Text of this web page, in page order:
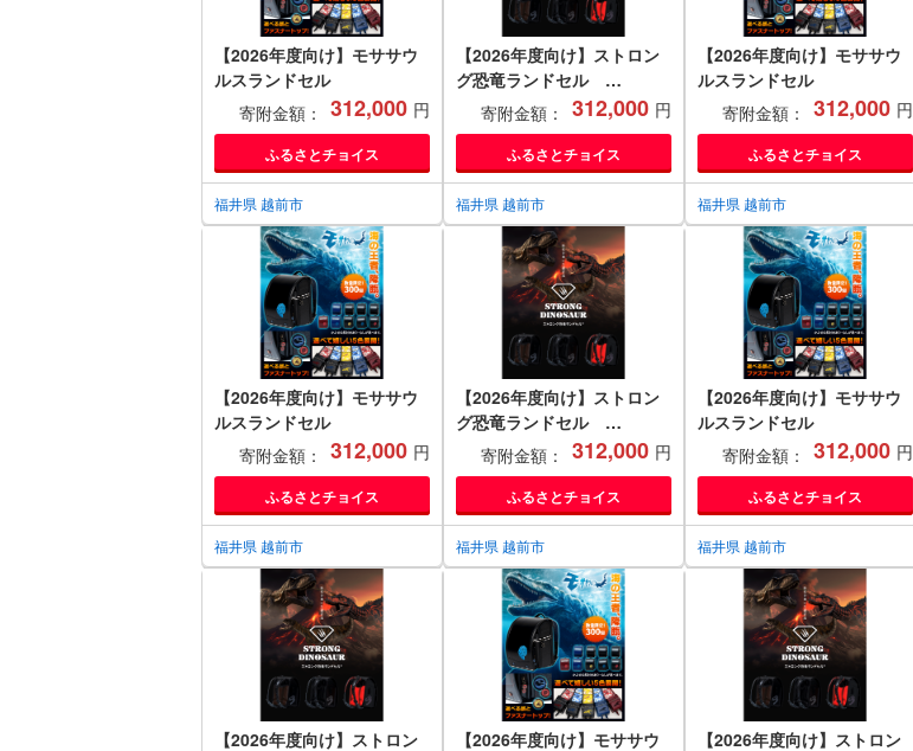
【2026年度向け】モササウ
ルスランドセル
寄附金額：
312,000 円
ふるさとチョイス
福井県 越前市
【2026年度向け】ストロン
グ恐竜ランドセル
STRONG DINOSAUR
寄附金額： 312,000 円
ふるさとチョイス
福井県 越前市
【2026年度向け】モササウ
ルスランドセル
寄附金額：
312,000 円
ふるさとチョイス
福井県 越前市
【2026年度向け】モササウ
ルスランドセル
寄附金額：
312,000 円
ふるさとチョイス
福井県 越前市
【2026年度向け】ストロン
グ恐竜ランドセル
STRONG DINOSAUR
寄附金額： 312,000 円
ふるさとチョイス
福井県 越前市
【2026年度向け】モササウ
ルスランドセル
寄附金額：
312,000 円
ふるさとチョイス
福井県 越前市
【2026年度向け】ストロン 【2026年度向け】モササウ 【2026年度向け】ストロン